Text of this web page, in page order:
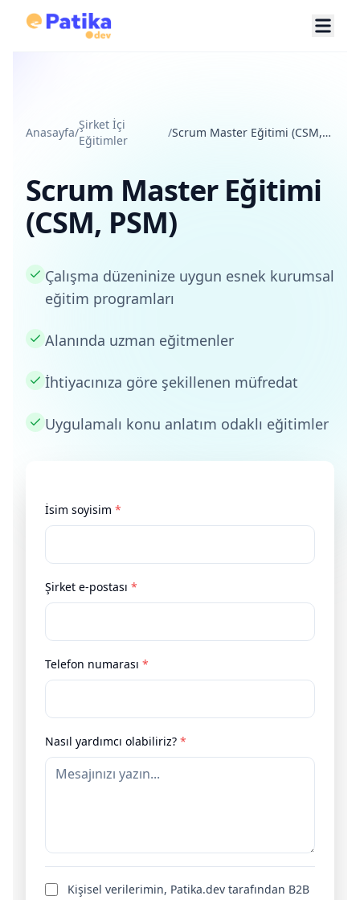
Anasayfa/
Şirket İçi
Eğitimler
/Scrum Master Eğitimi (CSM,
Scrum Master Eğitimi
(CSM, PSM)
Çalışma düzeninize uygun esnek kurumsal
eğitim programları
Alanında uzman eğitmenler
İhtiyacınıza göre şekillenen müfredat
Uygulamalı konu anlatım odaklı eğitimler
İsim soyisim *
Şirket e-postası *
Telefon numarası *
Nasıl yardımcı olabiliriz? *
Kişisel verilerimin, Patika.dev tarafından B2B